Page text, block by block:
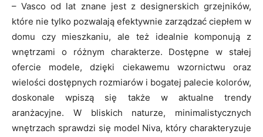
– Vasco od lat znane jest z designerskich grzejników,
które nie tylko pozwalają efektywnie zarządzać ciepłem w
domu czy mieszkaniu, ale też idealnie komponują z
wnętrzami o różnym charakterze. Dostępne w stałej
ofercie modele, dzięki ciekawemu wzornictwu oraz
wielości dostępnych rozmiarów i bogatej palecie kolorów,
doskonale wpiszą się także w aktualne trendy
aranżacyjne. W bliskich naturze, minimalistycznych
wnętrzach sprawdzi się model Niva, który charakteryzuje